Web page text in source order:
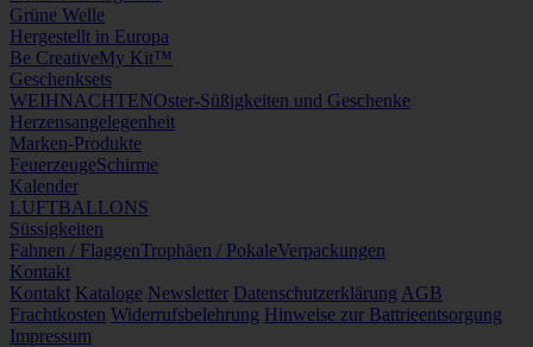
Grüne Welle
Hergestellt in Europa
Be CreativeMy Kit™
Geschenksets
WEIHNACHTENOster-Süßigkeiten und Geschenke
Herzensangelegenheit
Marken-Produkte
FeuerzeugeSchirme
Kalender
LUFTBALLONS
Süssigkeiten
Fahnen / FlaggenTrophäen / PokaleVerpackungen
Kontakt
Kontakt Kataloge Newsletter Datenschutzerklärung AGB
Frachtkosten Widerrufsbelehrung Hinweise zur Battrieentsorgung
Impressum